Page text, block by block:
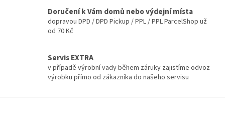
v
k
y
i
s
Doručení k Vám domů nebo výdejní místa
dopravou DPD / DPD Pickup / PPL / PPL ParcelShop už
od 70 Kč
Servis EXTRA
v případě výrobní vady během záruky zajistíme odvoz
výrobku přímo od zákazníka do našeho servisu